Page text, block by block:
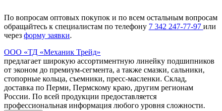
По вопросам оптовых покупок и по всем остальным вопросам
обращайтесь к специалистам по телефону 7 342 247-77-97 или
через форму заявки.
ООО «ТД «Механик Трейд»
предлагает широкую ассортиментную линейку подшипников
от эконом до премиум-сегмента, а также смазки, сальники,
стопорные кольца, съемники, пресс-масленки. Склад,
доставка по Перми, Пермскому краю, другим регионам
России. По всей продукции предоставляется
профессиональная информация любого уровня сложности.